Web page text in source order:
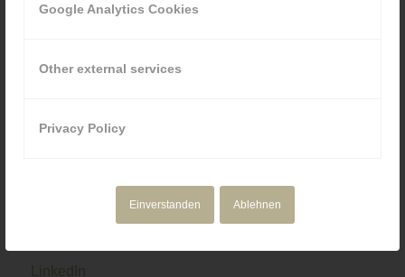
Google Analytics Cookies
Other external services
Privacy Policy
Einverstanden Ablehnen
NAVIGATION
Corporate Media
Über uns